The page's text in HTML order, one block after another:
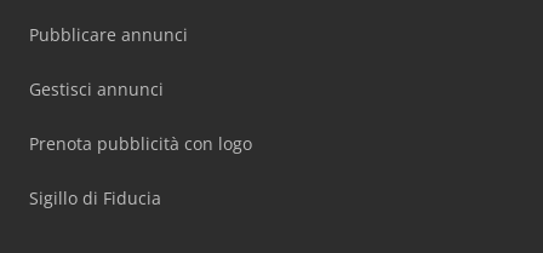
Pubblicare annunci
Gestisci annunci
Prenota pubblicità con logo
Sigillo di Fiducia